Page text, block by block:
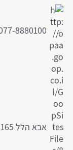
אבא הלל 165, קניון אילון, ר"ג
8880100